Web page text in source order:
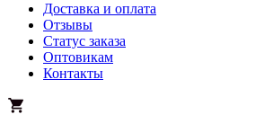
Доставка и оплата
Отзывы
Статус заказа
Оптовикам
Контакты